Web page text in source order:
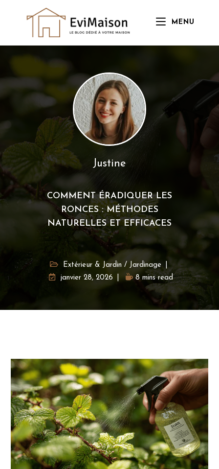
MENU
Justine
COMMENT ÉRADIQUER LES
RONCES : MÉTHODES
NATURELLES ET EFFICACES
Extérieur & Jardin / Jardinage
janvier 28, 2026
8 mins read